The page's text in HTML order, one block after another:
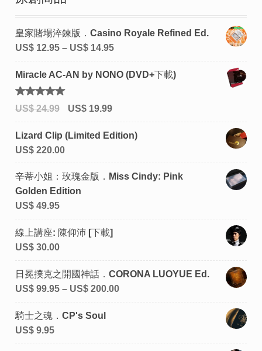
皇家賭場淬鍊版．Casino Royale Refined Ed.
US$12.95– US$14.95
Miracle AC-AN by NONO (DVD+下載)
評分
5.00滿
US$24.99 US$19.99
Lizard Clip (Limited Edition)
US$220.00
辛蒂小姐：玫瑰金版．Miss Cindy: Pink
Golden Edition
US$49.95
線上講座: 陳仰沛 [下載]
US$30.00
日冕撲克之開國神話．CORONA LUOYUE Ed.
US$99.95– US$200.00
騎士之魂．CP's Soul
US$9.95